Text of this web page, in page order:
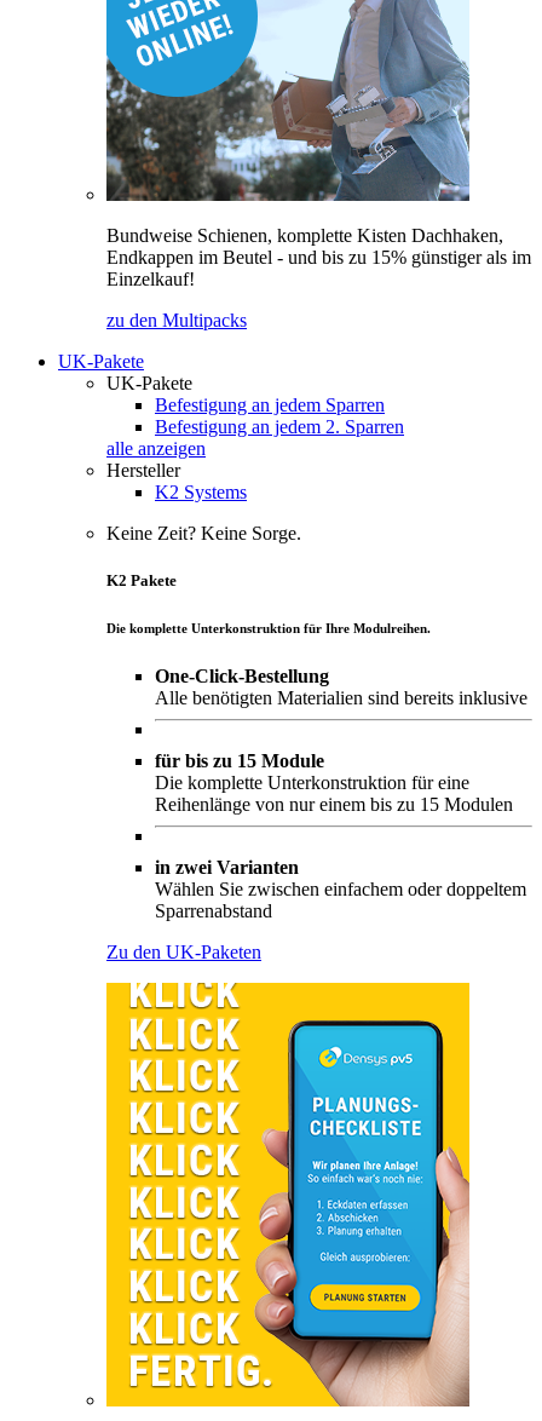
Bundweise Schienen, komplette Kisten Dachhaken,
Endkappen im Beutel - und bis zu 15% günstiger als im
Einzelkauf!
zu den Multipacks
UK-Pakete
UK-Pakete
Befestigung an jedem Sparren
Befestigung an jedem 2. Sparren
alle anzeigen
Hersteller
K2 Systems
Keine Zeit? Keine Sorge.
K2 Pakete
Die komplette Unterkonstruktion für Ihre Modulreihen.
One-Click-Bestellung
Alle benötigten Materialien sind bereits inklusive
für bis zu 15 Module
Die komplette Unterkonstruktion für eine
Reihenlänge von nur einem bis zu 15 Modulen
in zwei Varianten
Wählen Sie zwischen einfachem oder doppeltem
Sparrenabstand
Zu den UK-Paketen